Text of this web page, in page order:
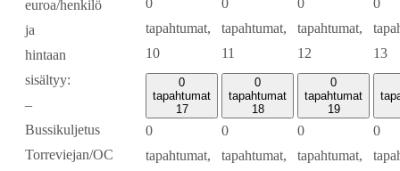
euroa/henkilö
ja
hintaan
sisältyy:
–
Bussikuljetus
Torreviejan/OC
0
tapahtumat,
10
0
tapahtumat,
11
0
tapahtumat,
12
0
13
0
tapahtumat
17
0
tapahtumat,
0
tapahtumat
18
0
tapahtumat,
0
tapahtumat
19
0
tapahtumat,
0